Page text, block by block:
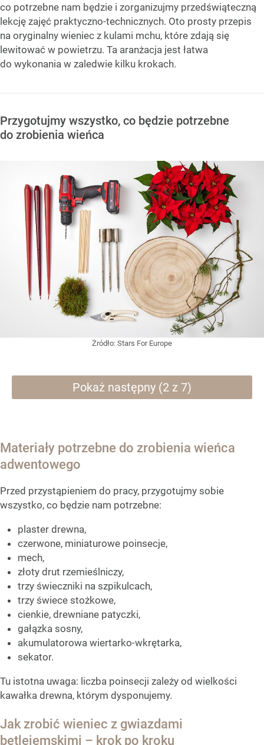
co potrzebne nam będzie i zorganizujmy przedświąteczną
lekcję zajęć praktyczno-technicznych. Oto prosty przepis
na oryginalny wieniec z kulami mchu, które zdają się
lewitować w powietrzu. Ta aranżacja jest łatwa
do wykonania w zaledwie kilku krokach.
Przygotujmy wszystko, co będzie potrzebne
do zrobienia wieńca
Żródło: Stars For Europe
Pokaż następny (2 z 7)
Materiały potrzebne do zrobienia wieńca
adwentowego
Przed przystąpieniem do pracy, przygotujmy sobie
wszystko, co będzie nam potrzebne:
plaster drewna,
czerwone, miniaturowe poinsecje,
mech,
złoty drut rzemieślniczy,
trzy świeczniki na szpikulcach,
trzy świece stożkowe,
cienkie, drewniane patyczki,
gałązka sosny,
akumulatorowa wiertarko-wkrętarka,
sekator.
Tu istotna uwaga: liczba poinsecji zależy od wielkości
kawałka drewna, którym dysponujemy.
Jak zrobić wieniec z gwiazdami
betlejemskimi – krok po kroku